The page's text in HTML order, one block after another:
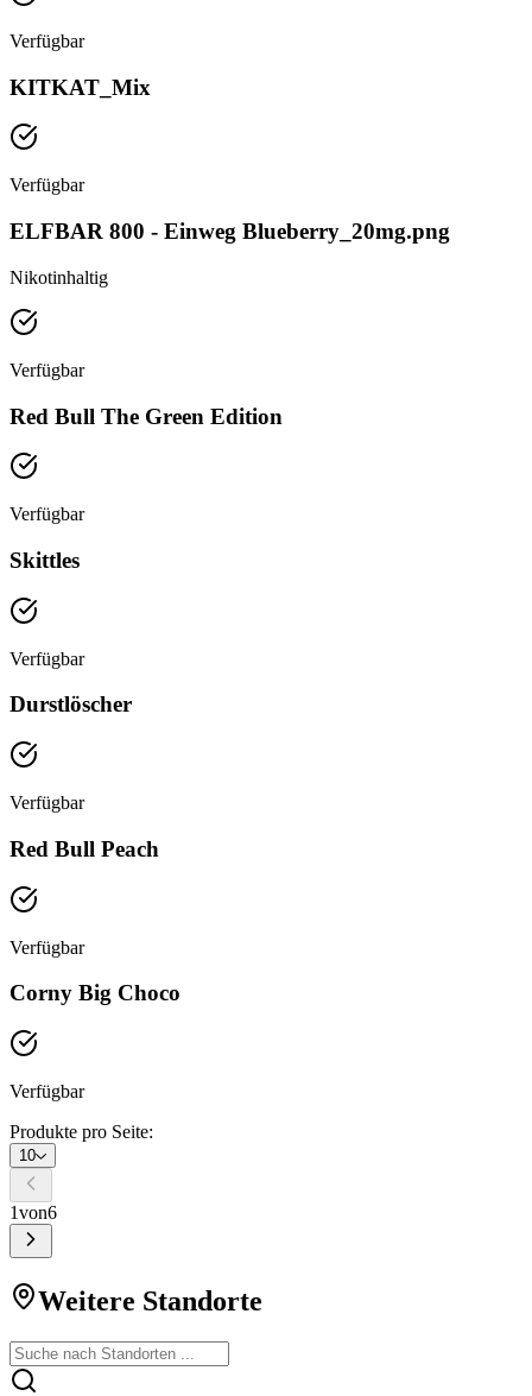
Verfügbar
KITKAT_Mix
Verfügbar
ELFBAR 800 - Einweg Blueberry_20mg.png
Nikotinhaltig
Verfügbar
Red Bull The Green Edition
Verfügbar
Skittles
Verfügbar
Durstlöscher
Verfügbar
Red Bull Peach
Verfügbar
Corny Big Choco
Verfügbar
Produkte pro Seite:
10
1von6
Weitere Standorte